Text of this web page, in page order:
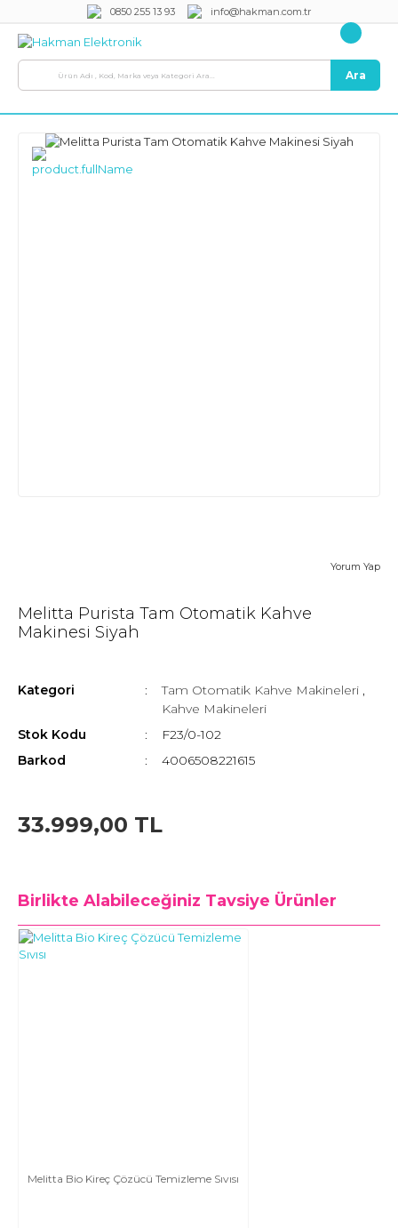
0850 255 13 93 info@hakman.com.tr
Ara
Yorum Yap
Melitta Purista Tam Otomatik Kahve
Makinesi Siyah
Kategori Tam Otomatik Kahve Makineleri ,
Kahve Makineleri
Stok Kodu
F23/0-102
Barkod
4006508221615
33.999,00 TL
Birlikte Alabileceğiniz Tavsiye Ürünler
Melitta Bio Kireç Çözücü Temizleme Sıvısı